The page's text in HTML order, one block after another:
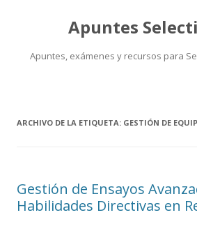
Apuntes
Apuntes, exámenes y recursos para
ARCHIVO DE LA ETIQUETA: GESTIÓN DE
Gestión de Ensayos
Habilidades Directivas en